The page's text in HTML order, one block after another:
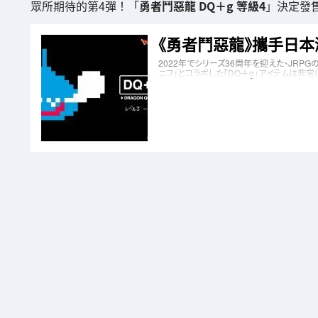
眾所期待的第4彈！「勇者鬥惡龍 DQ＋g 等級4」決定發